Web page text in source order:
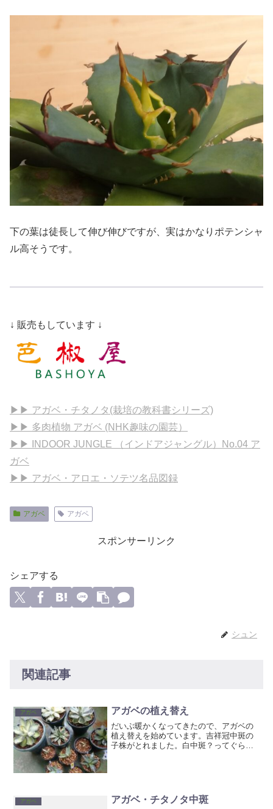
下の葉は徒長して伸び伸びですが、実はかなりポテンシャ
ル高そうです。
↓ 販売もしています ↓
▶▶ アガベ・チタノタ(栽培の教科書シリーズ)
▶▶ 多肉植物 アガベ (NHK趣味の園芸）
▶▶ INDOOR JUNGLE （インドアジャングル）No.04 ア
ガベ
▶▶ アガベ・アロエ・ソテツ名品図録
アガベ アガベ
スポンサーリンク
シェアする
シュン
関連記事
アガベ アガベの植え替え
だいぶ暖かくなってきたので、アガベの
植え替えを始めています。吉祥冠中斑の
子株がとれました。白中斑？ってぐらい
アガベ アガベ・チタノタ中斑